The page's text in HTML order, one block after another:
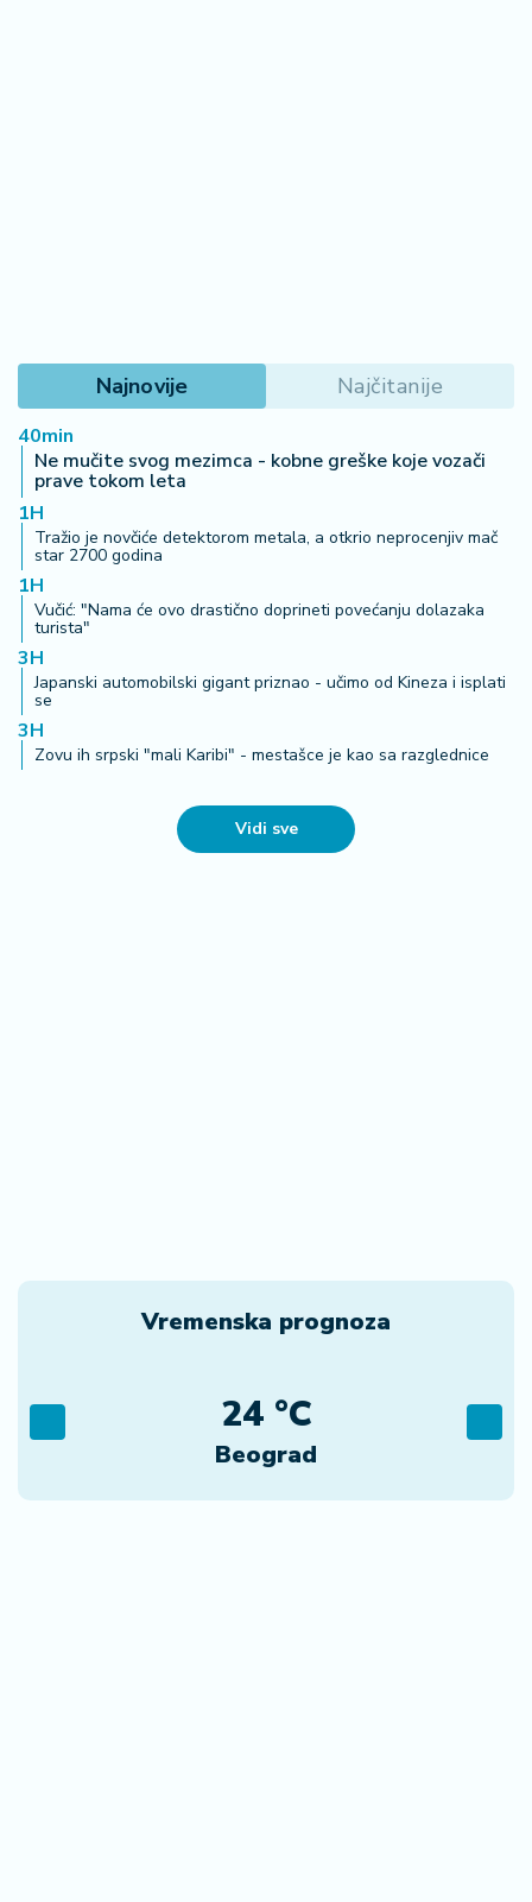
Najnovije Najčitanije
40min
Ne mučite svog mezimca - kobne greške koje vozači
prave tokom leta
1H
Tražio je novčiće detektorom metala, a otkrio neprocenjiv mač
star 2700 godina
1H
Vučić: "Nama će ovo drastično doprineti povećanju dolazaka
turista"
3H
Japanski automobilski gigant priznao - učimo od Kineza i isplati
se
3H
Zovu ih srpski "mali Karibi" - mestašce je kao sa razglednice
Vidi sve
Vremenska prognoza
Beograd
24 °C